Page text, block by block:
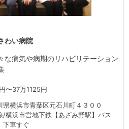
わい病院
な病気や病期のリハビリテーション
〜37万1125円
県横浜市青葉区元石川町４３００
/横浜市営地下鉄【あざみ野駅】バス
下車すぐ